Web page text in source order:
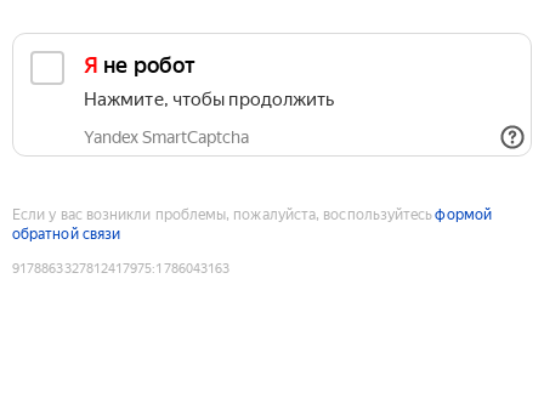
Я не робот
Нажмите, чтобы продолжить
Yandex SmartCaptcha
Если у вас возникли проблемы, пожалуйста, воспользуйтесьформой
обратной связи
9178863327812417975:1786043163